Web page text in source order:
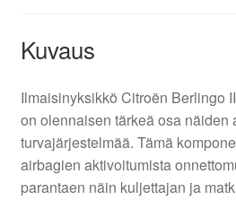
Kuvaus
Ilmaisinyksikkö Citroën Berlingo
on olennaisen tärkeä osa näiden
turvajärjestelmää. Tämä
airbagien aktivoitumista
parantaen näin kuljettajan ja